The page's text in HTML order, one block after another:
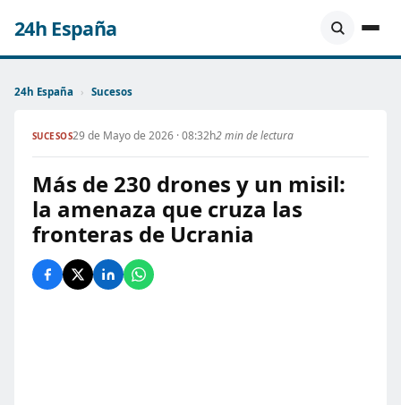
24h España
24h España › Sucesos
SUCESOS29 de Mayo de 2026 · 08:32h2 min de lectura
Más de 230 drones y un misil:
la amenaza que cruza las
fronteras de Ucrania